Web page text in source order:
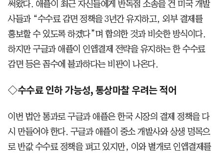
써왔다. 애플이 최근 자신들에게 반독점 소송을 건 미국 개발
사들과 “수수료 감면 정책을 3년간 유지하고, 외부 결제를
홍보할 수 있도록 하겠다”며 합의한 것과 비슷한 방식이다.
하지만 구글과 애플이 인앱결제 전략을 유지하는 한 수수료
감면 등은 꼼수에 불과하다는 비판이 나온다.
◇수수료 인하 가능성, 통상마찰 우려는 적어
이번 법안 통과로 구글과 애플은 한국 시장의 결제 정책을 다
시 만들어야 한다. 구글과 애플이 중소 개발사와 상생 명목으
로 반값 수수료 정책을 펴고 있지만, 이와 별개로 인앱결제를